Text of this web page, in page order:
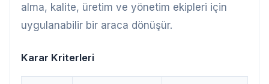
alma, kalite, üretim ve yönetim ekipleri için
uygulanabilir bir araca dönüşür.
Karar Kriterleri